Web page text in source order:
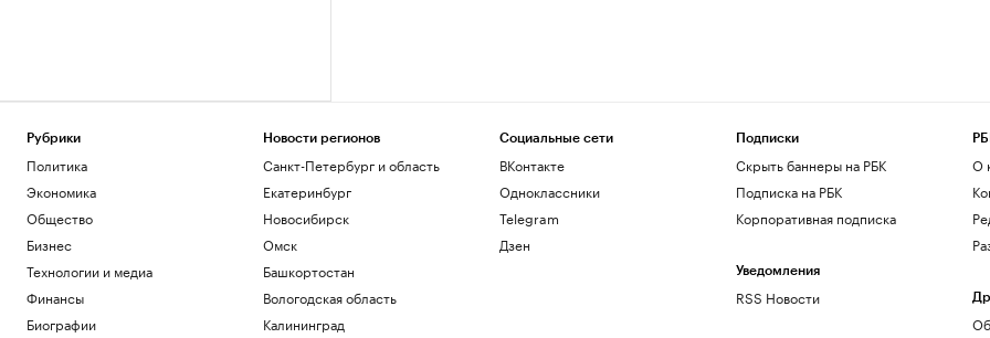
Рубрики
Политика
Экономика
Общество
Бизнес
Технологии и медиа
Финансы
Биографии
Новости регионов
Санкт-Петербург и область
Екатеринбург
Новосибирск
Омск
Башкортостан
Вологодская область
Калининград
Социальные сети
ВКонтакте
Одноклассники
Telegram
Дзен
Подписки
Скрыть баннеры на РБК
Подписка на РБК
Корпоративная подписка
Уведомления
RSS Новости
О